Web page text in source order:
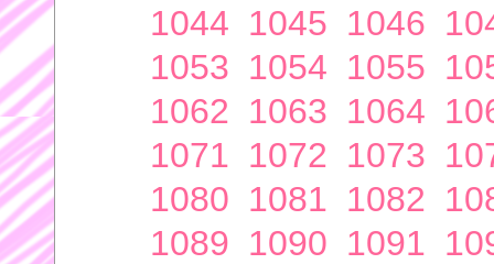
1044 1045 1046
1053 1054 1055
1062 1063 1064
1071 1072 1073
1080 1081 1082
1089 1090 1091